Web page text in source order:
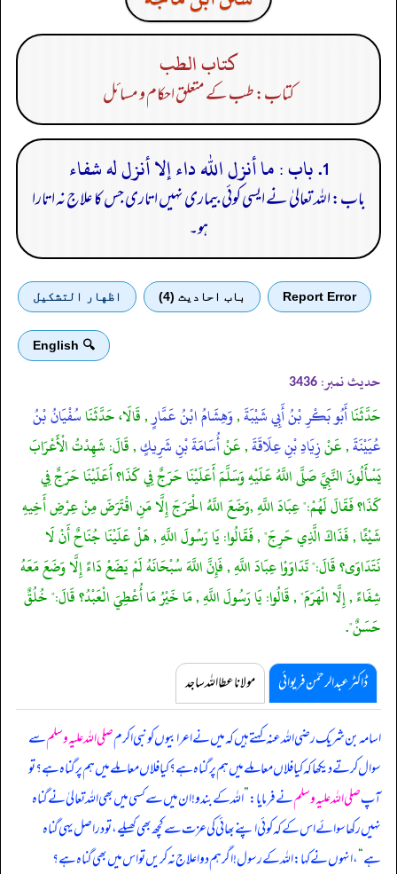
كتاب الطب
کتاب: طب کے متعلق احکام و مسائل
1. باب : ما أنزل الله داء إلا أنزل له شفاء
باب: اللہ تعالیٰ نے ایسی کوئی بیماری نہیں اتاری جس کا علاج نہ اتارا
ہو۔
Report Error باب احادیث (4) اظهار التشكيل
🔍 English
حدیث نمبر: 3436
حَدَّثَنَاأَبُو بَكْرِ بْنُ أَبِي شَيْبَةَ,وَهِشَامُ ابْنُ عَمَّارٍ, قَالَا، حَدَّثَنَاسُفْيَانُ بْنُ
عُيَيْنَةَ, عَنْزِيَادِ بْنِ عِلَاقَةَ, عَنْأُسَامَةَ بْنِ شَرِيكٍ, قَالَ: شَهِدْتُ الْأَعْرَابَ
يَسْأَلُونَ النَّبِيَّ صَلَّى اللَّهُ عَلَيْهِ وَسَلَّمَ أَعَلَيْنَا حَرَجٌ فِي كَذَا؟ أَعَلَيْنَا حَرَجٌ فِي
كَذَا؟ فَقَالَ لَهُمْ:" عِبَادَ اللَّهِ ,وَضَعَ اللَّهُ الْحَرَجَ إِلَّا مَنِ اقْتَرَضَ مِنْ عِرْضِ أَخِيهِ
شَيْئًا , فَذَاكَ الَّذِي حَرِجَ" , فَقَالُوا: يَا رَسُولَ اللَّهِ , هَلْ عَلَيْنَا جُنَاحٌ أَنْ لَا
نَتَدَاوَى؟ قَالَ:" تَدَاوَوْا عِبَادَ اللَّهِ , فَإِنَّ اللَّهَ سُبْحَانَهُ لَمْ يَضَعْ دَاءً إِلَّا وَضَعَ مَعَهُ
شِفَاءً , إِلَّا الْهَرَمَ" , قَالُوا: يَا رَسُولَ اللَّهِ , مَا خَيْرُ مَا أُعْطِيَ الْعَبْدُ؟ قَالَ:" خُلُقٌ
حَسَنٌ".
ڈاکٹر عبدالرحمٰن فریوائی مولانا عطا اللہ ساجد
اسامہ بن شریک رضی اللہ عنہ کہتے ہیں کہمیں نے اعرابیوں کو نبی اکرمصلی اللہ علیہ وسلمسے
سوال کرتے دیکھا کہ کیا فلاں معاملے میں ہم پر گناہ ہے؟ کیا فلاں معاملے میں ہم پر گناہ ہے؟ تو
آپصلی اللہ علیہ وسلمنے فرمایا:”اللہ کے بندو! ان میں سے کسی میں بھی اللہ تعالیٰ نے گناہ
نہیں رکھا سوائے اس کے کہ کوئی اپنے بھائی کی عزت سے کچھ بھی کھیلے، تو دراصل یہی گناہ
ہے“، انہوں نے کہا: اللہ کے رسول! اگر ہم دوا علاج نہ کریں تو اس میں بھی گناہ ہے؟